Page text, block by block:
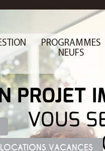
PROGRAMMES
NEUFS
VACANCES